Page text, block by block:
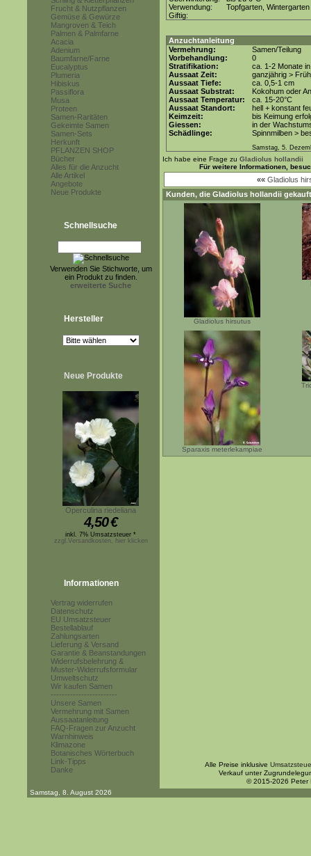
Frucht & Nutzpflanzen
Gemüse & Gewürze
Mangroven & Teich
Palmen & Palmfarne
Acacia
Adenium
Baumfarne/Farne
Eucalyptus
Plumeria
Hibiskus
Passiflora
Musa
Proteen
Samen-Raritäten
Gekeimte Samen
Samen-Sets
Herkunft
PFLANZEN SHOP
Bücher
Alles für die Anzucht
Alle Artikel
Angebote
Neue Produkte
Schnellsuche
Verwenden Sie Stichworte, um
ein Produkt zu finden.
erweiterte Suche
Hersteller
Neue Produkte
Operculina riedeliana
4,50€
inkl. 7% Umsatzsteuer *
zzgl.Versandkosten, hier klicken
Informationen
Vertrag widerrufen
Datenschutz
EU Umsatzsteuer
Bestellablauf
Zahlungsarten
Lieferung & Versand
Garantie & Beanstandungen
Widerrufsbelehrung &
Muster-Widerrufsformular
Umweltschutz
Wir kaufen Samen
------------------------
Unsere Samen
Vermehrung mit Samen
Aussaatanleitung
FAQ-Fragen zur Anzucht
Warnhinweis
Klimazone
Botanisches Wörterbuch
Link-Tipps
Danke
Verwendung:
Topfgarten, Wintergarten
Giftig:
Anzuchtanleitung
Vermehrung:
Samen/Teilung
Vorbehandlung:
0
Stratifikation:
ca. 1-2 Monate
Aussaat Zeit:
ganzjährig >
Aussaat Tiefe:
ca. 0,5-1 cm
Aussaat Substrat:
Kokohum oder
Aussaat Temperatur:
ca. 15-20°C
Aussaat Standort:
hell + konstant
Keimzeit:
bis Keimung
Giessen:
in der
Schädlinge:
Spinnmilben >
Samstag, 5.
Ich habe eine Frage zu Gladiolus hollandii
Für weitere Informationen,
«« Gladiolus
Kunden, die Gladiolus hollandii
Gladiolus hirsutus
Sparaxis meterlekampiae
Alle Preise inklusive
Verkauf unter
© 2015-2026 Peter
Samstag, 8. August 2026